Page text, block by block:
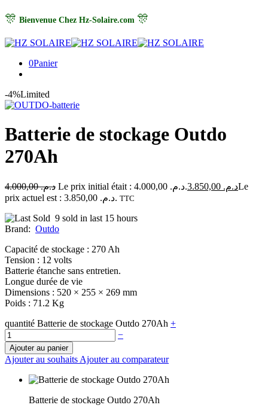
🎊 Bienvenue Chez Hz-Solaire.com 🎊
0Panier
-4%Limited
Batterie de stockage Outdo
270Ah
د.م.4.000,00 Le prix initial était : د.م. 4.000,00. د.م.Le
prix actuel est : د.م. 3.850,00. TTC
9 sold in last 15 hours
Brand: Outdo
Capacité de stockage : 270 Ah
Tension : 12 volts
Batterie étanche sans entretien.
Longue durée de vie
Dimensions : 520 × 255 × 269 mm
Poids : 71.2 Kg
quantité Batterie de stockage Outdo 270Ah +
−
Ajouter au panier
Ajouter au souhaits Ajouter au comparateur
Batterie de stockage Outdo 270Ah